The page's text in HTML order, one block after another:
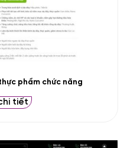
phẩm chức năng
tiết